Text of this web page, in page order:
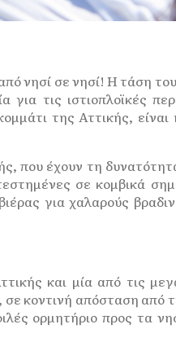
νησί σε νησί! Η τάση
τις ιστιοπλοϊκές
της Αττικής, είναι
που έχουν τη
σε κομβικά
για χαλαρούς
και μία από τις
κοντινή απόσταση από
ορμητήριο προς τα